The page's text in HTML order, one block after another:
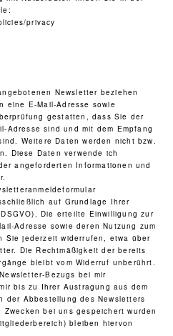
privacy
Newsletter beziehen
eine E-Mail-Adresse sowie
gestatten, dass Sie der
Adresse sind und mit dem Empfang
Weitere Daten werden nicht bzw.
Diese Daten verwende ich
angeforderten Informationen und
auf Grundlage Ihrer
Die erteilte Einwilligung zur
Adresse sowie deren Nutzung zum
Sie jederzeit widerrufen, etwa über
Die Rechtmäßigkeit der bereits
bleibt vom Widerruf unberührt.
Bezugs bei mir
bis zu Ihrer Austragung aus dem
der Abbestellung des Newsletters
bei uns gespeichert wurden
bleiben hiervon